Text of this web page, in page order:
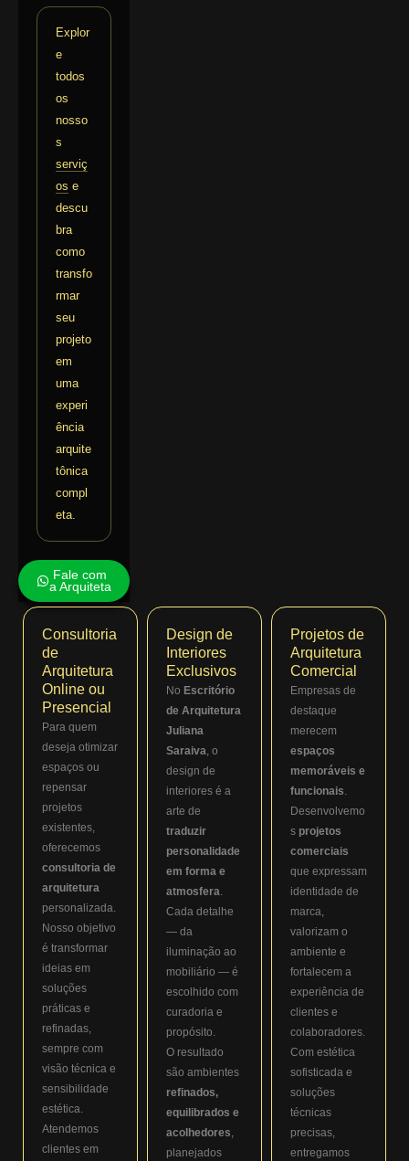
Explor
e
todos
os
nosso
s
serviç
os e
descu
bra
como
transfo
rmar
seu
projeto
em
uma
experi
ência
arquite
tônica
compl
eta.
Fale com
a Arquiteta
Consultoria
de
Arquitetura
Online ou
Presencial
Para quem
deseja otimizar
espaços ou
repensar
projetos
existentes,
oferecemos
consultoria de
arquitetura
personalizada.
Nosso objetivo
é transformar
ideias em
soluções
práticas e
refinadas,
sempre com
visão técnica e
sensibilidade
estética.
Atendemos
clientes em
Design de
Interiores
Exclusivos
No Escritório
de Arquitetura
Juliana
Saraiva , o
design de
interiores é a
arte de
traduzir
personalidade
em forma e
atmosfera
Cada detalhe
— da
iluminação ao
mobiliário — é
escolhido com
curadoria e
propósito.
O resultado
são ambientes
refinados,
equilibrados e
acolhedores
planejados
Projetos de
Arquitetura
Comercial
Empresas de
destaque
merecem
espaços
memoráveis e
funcionais
Desenvolvemo
s projetos
comerciais
que expressam
identidade de
marca,
valorizam o
ambiente e
fortalecem a
experiência de
clientes e
colaboradores.
Com estética
sofisticada e
soluções
técnicas
precisas,
entregamos